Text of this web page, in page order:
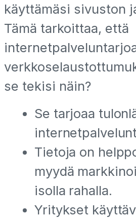
käyttämäsi sivuston
Tämä tarkoittaa, että
se tekisi näin?
Se tarjoaa
Tietoja on
myydä
isolla rahalla.
Yritykset